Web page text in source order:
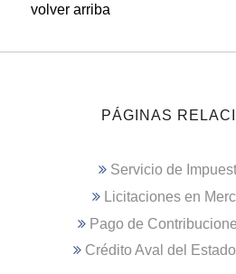
volver arriba
PÁGINAS
Servicio de
Licitaciones en
Pago de
Crédito Aval del